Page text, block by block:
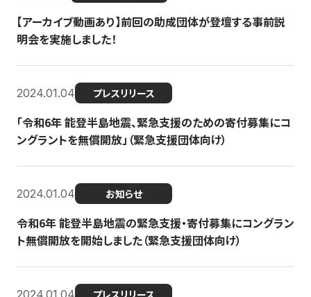
【アーカイブ動画あり】前回の助成団体が登壇する事前説
明会を実施しました！
2024.01.04 プレスリリース
「令和6年 能登半島地震、緊急支援のための寄付募集にコ
ングラントを無償開放」（緊急支援団体向け）
2024.01.04 お知らせ
令和6年 能登半島地震の緊急支援・寄付募集にコングラン
ト無償開放を開始しました（緊急支援団体向け）
2024.01.04 プレスリリース